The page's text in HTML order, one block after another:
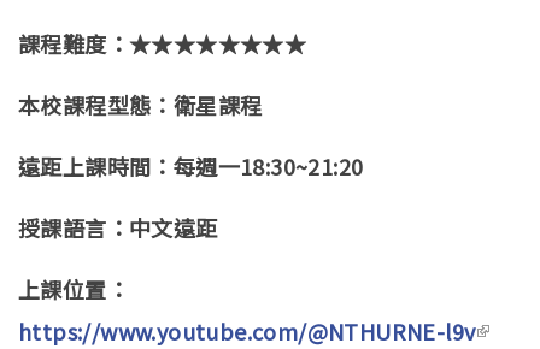
課程難度：★★★★★★★★
本校課程型態：衛星課程
遠距上課時間：每週一18:30~21:20
授課語言：中文遠距
上課位置：
https://www.youtube.com/@NTHURNE-l9v(link